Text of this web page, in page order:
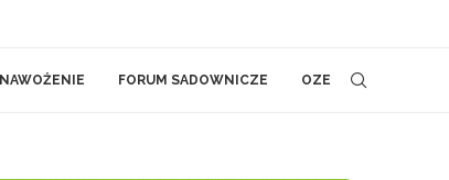
NAWOŻENIE FORUM SADOWNICZE OZE